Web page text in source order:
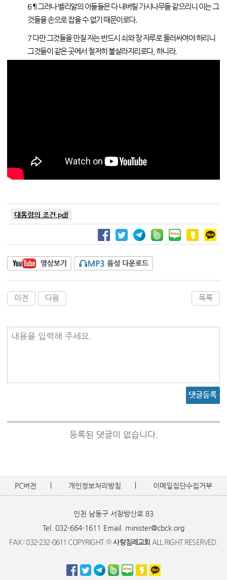
6¶ 그러나 벨리알의 아들들은 다 내버릴 가시나무들 같으리니 이는 그
것들을 손으로 잡을 수 없기 때문이로다.
7다만 그것들을 만질 자는 반드시 쇠와 창 자루로 둘러싸여야 하리니
그것들이 같은 곳에서 철저히 불살라지리로다, 하니라.
대통령의 조건.pdf
이전 다음 목록
내용을 입력해 주세요.
댓글등록
등록된 댓글이 없습니다.
PC버전 개인정보처리방침 이메일집단수집거부
인천 남동구 서창방산로 83
Tel. 032-664-1611 Email. minister@cbck.org
FAX : 032-232-0611 COPYRIGHT ⓒ사랑침례교회 ALL RIGHT RESERVED.